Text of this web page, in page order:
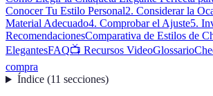
Conocer Tu Estilo Personal2. Considerar la
Material Adecuado4. Comprobar el Ajuste5.
RecomendacionesComparativa de Estilos de
ElegantesFAQ📺 Recursos VideoGlossario
compra
Índice(11 secciones)